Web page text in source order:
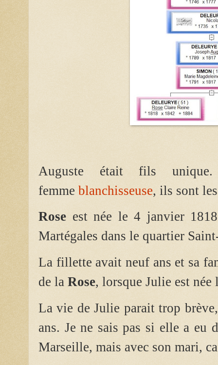
Auguste était fils
femme blanchisseuse, ils sont
Rose est née le 4 janvier
Martégales dans le quartier
La fillette avait neuf ans et sa
de la Rose, lorsque Julie est
La vie de Julie parait trop
ans. Je ne sais pas si elle a eu
Marseille, mais avec son mari,